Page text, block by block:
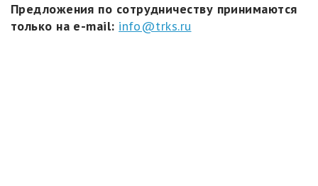
Предложения по сотрудничеству принимаются
только на e-mail: info@trks.ru